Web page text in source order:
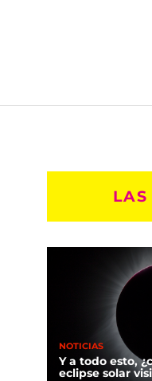
NOTICIAS
Y a todo esto,
eclipse solar